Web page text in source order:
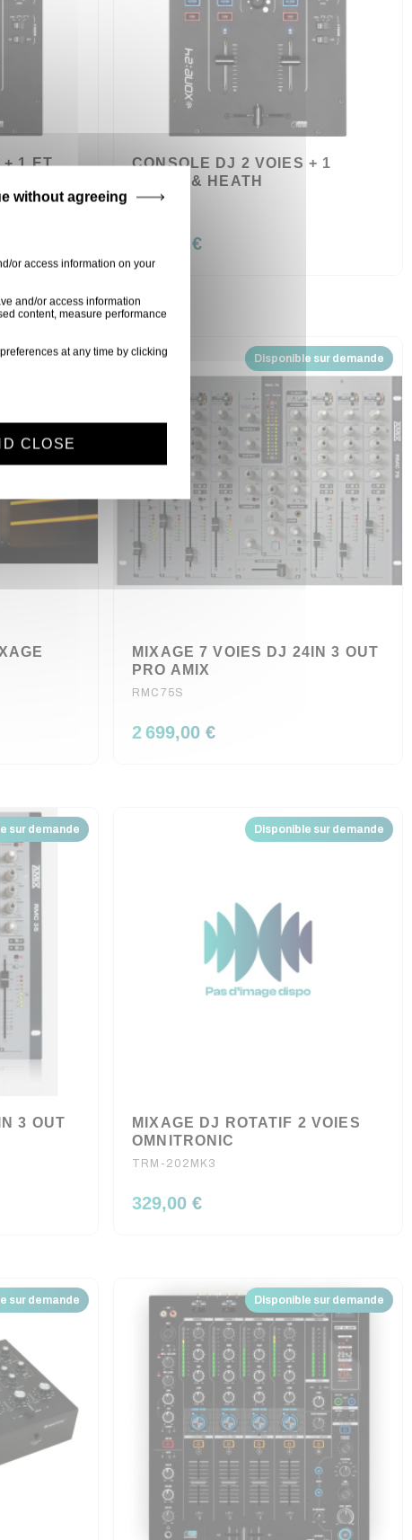
+ 1 ET
CONSOLE DJ 2 VOIES + 1
ALLEN & HEATH
XONE24
399,00 €
sur demande Disponible sur demande
MIXAGE 7 VOIES DJ 24IN 3 OUT
PRO AMIX
RMC75S
2 699,00 €
sur demande
3 OUT
Disponible sur demande
MIXAGE DJ ROTATIF 2 VOIES
OMNITRONIC
TRM-202MK3
329,00 €
sur demande Disponible sur demande
or access information on your
and/or access information
content, measure performance
at any time by clicking
without agreeing
CLOSE